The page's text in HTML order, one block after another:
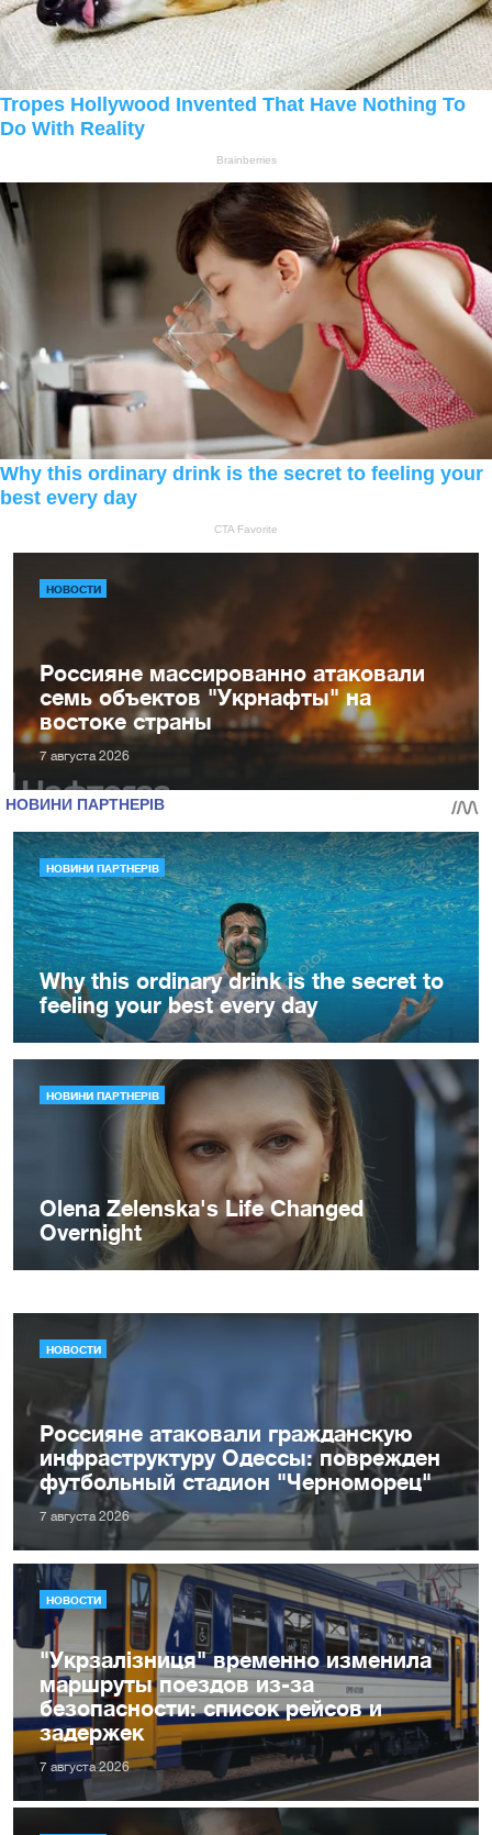
НОВОСТИ
Россияне массированно атаковали
семь объектов "Укрнафты" на
востоке страны
7 августа 2026
НОВОСТИ
Россияне атаковали гражданскую
инфраструктуру Одессы: поврежден
футбольный стадион "Черноморец"
7 августа 2026
НОВОСТИ
"Укрзалізниця" временно изменила
маршруты поездов из-за
безопасности: список рейсов и
задержек
7 августа 2026